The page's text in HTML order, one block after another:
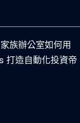
族辦公室如何用
造自動化投資帝